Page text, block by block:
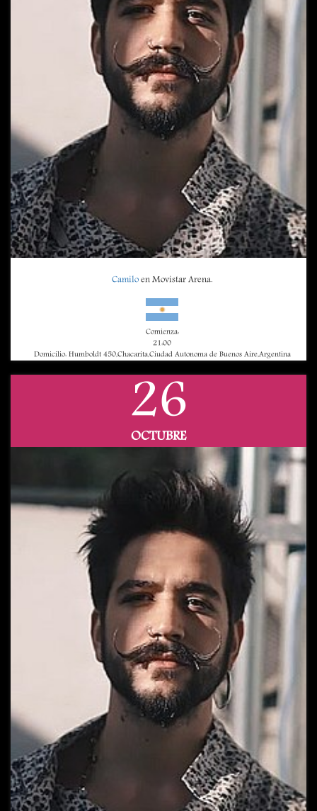
Camiloen Movistar Arena.
Comienza:
21:00
Domicilio: Humboldt 450,Chacarita,Ciudad Autonoma de Buenos Aire,Argentina
26
OCTUBRE